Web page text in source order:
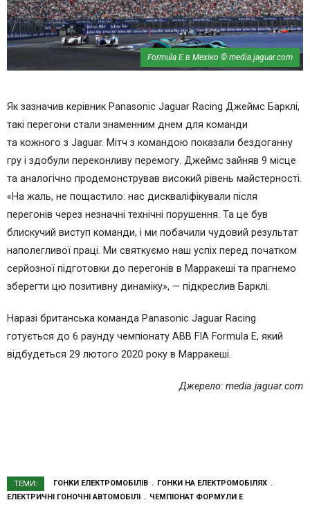
Formula Е в Мехіко © media.jaguar.com
Як зазначив керівник Panasonic Jaguar Racing Джеймс Барклі,
такі перегони стали знаменним днем для команди
та кожного з Jaguar. Мітч з командою показали бездоганну
гру і здобули переконливу перемогу. Джеймс зайняв 9 місце
та аналогічно продемонстрував високий рівень майстерності.
«На жаль, не пощастило: нас дискваліфікували після
перегонів через незначні технічні порушення. Та це був
блискучий виступ команди, і ми побачили чудовий результат
наполегливої праці. Ми святкуємо наш успіх перед початком
серйозної підготовки до перегонів в Марракеші та прагнемо
зберегти цю позитивну динаміку», — підкреслив Барклі.
Наразі британська команда Panasonic Jaguar Racing
готується до 6 раунду чемпіонату ABB FIA Formula E, який
відбудеться 29 лютого 2020 року в Марракеші.
Джерело: media.jaguar.com
ТЕМИ: ГОНКИ ЕЛЕКТРОМОБІЛІВ
ГОНКИ НА ЕЛЕКТРОМОБІЛЯХ
ЕЛЕКТРИЧНІ ГОНОЧНІ АВТОМОБІЛІ
ЧЕМПІОНАТ ФОРМУЛИ E